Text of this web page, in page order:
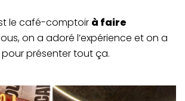
le café-comptoir à faire
on a adoré l’expérience et on a
pour présenter tout ça.